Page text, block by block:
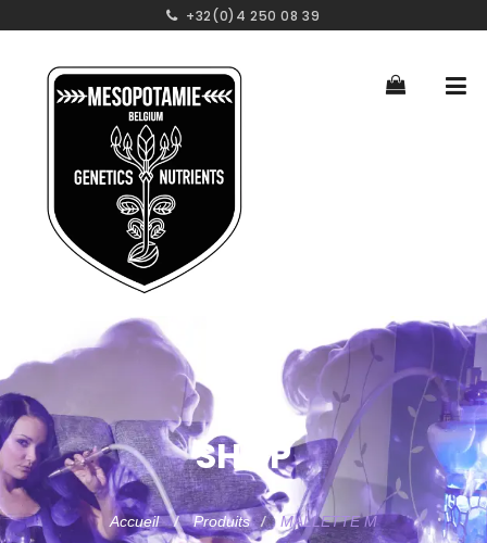
+32(0)4 250 08 39
SHOP
Accueil Produits MALLETTE M